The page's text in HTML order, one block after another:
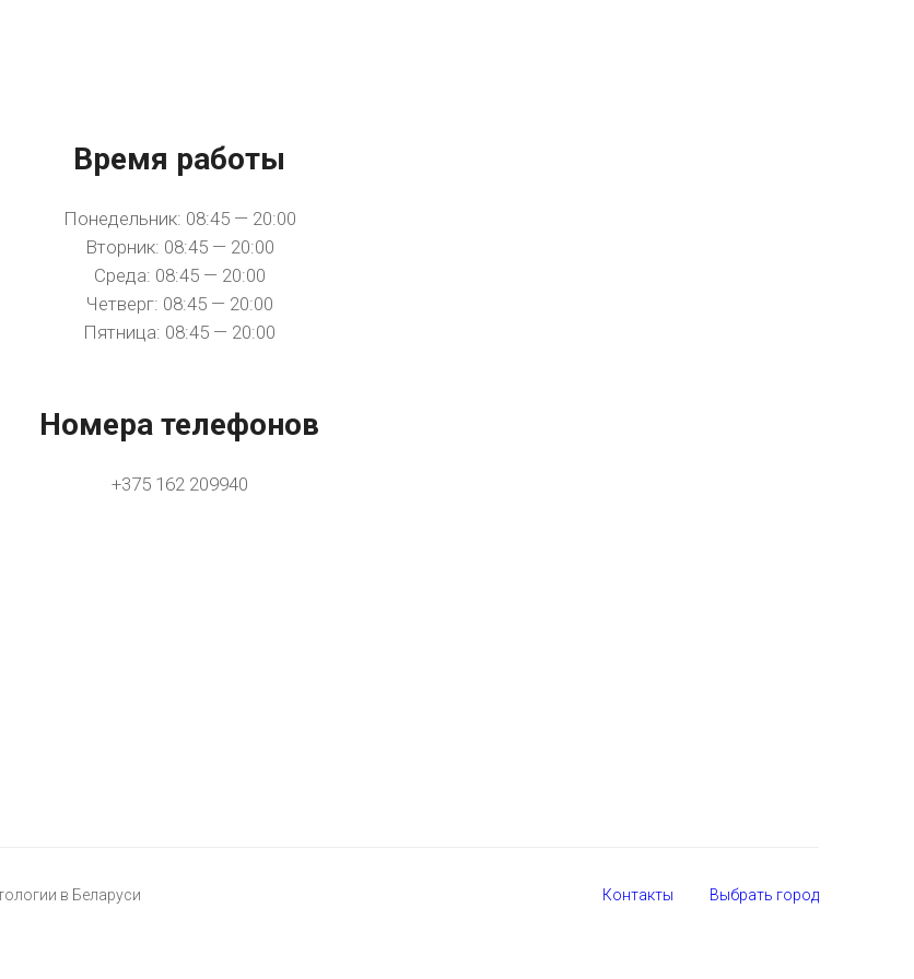
Время работы
Понедельник: 08:45 — 20:00
Вторник: 08:45 — 20:00
Среда: 08:45 — 20:00
Четверг: 08:45 — 20:00
Пятница: 08:45 — 20:00
Номера телефонов
+375 162 209940
в Беларуси Контакты Выбрать город